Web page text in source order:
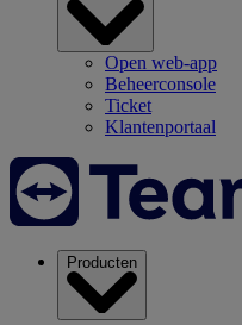
Open web-app
Beheerconsole
Ticket
Klantenportaal
Producten